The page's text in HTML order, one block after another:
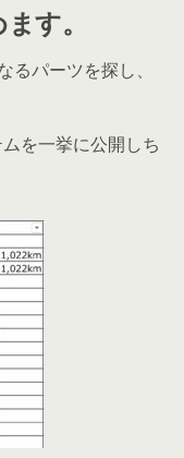
す。
パーツを探し、
を一挙に公開しち